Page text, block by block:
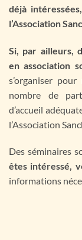
déjà
l’Association
Si, par ailleurs,
en association
s’organiser
nombre de
d’accueil
l’Association
Des séminaires
êtes intéressé,
informations